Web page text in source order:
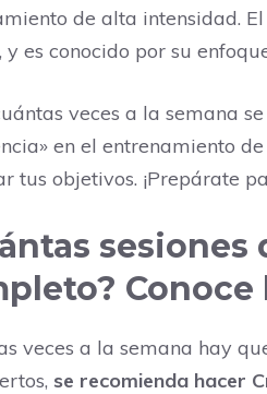
de alta intensidad.
y es conocido por su
veces a la semana
en el entrenamiento
tus objetivos. ¡Prepárate
veces a la semana hay
se recomienda hacer